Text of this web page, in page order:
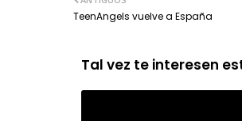
TeenAngels vuelve a España
Tal vez te interesen